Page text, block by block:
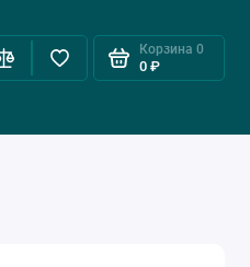
Корзина 0
0 ₽